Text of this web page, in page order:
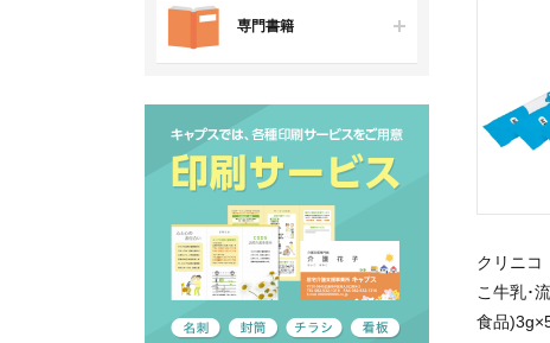
専門書籍
クリニ
こ牛乳･
食品